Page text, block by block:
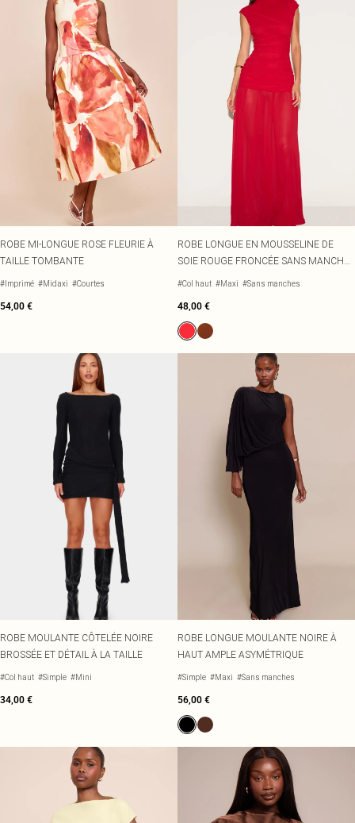
ROBE MI-LONGUE ROSE FLEURIE À
TAILLE TOMBANTE
#Imprimé #Midaxi #Courtes
54,00 €
ROBE LONGUE EN MOUSSELINE DE
SOIE ROUGE FRONCÉE SANS MANCHES
À TAILLE TOMBANTE
#Col haut #Maxi #Sans manches
48,00 €
ROBE MOULANTE CÔTELÉE NOIRE
BROSSÉE ET DÉTAIL À LA TAILLE
#Col haut #Simple #Mini
34,00 €
ROBE LONGUE MOULANTE NOIRE À
HAUT AMPLE ASYMÉTRIQUE
#Simple #Maxi #Sans manches
56,00 €